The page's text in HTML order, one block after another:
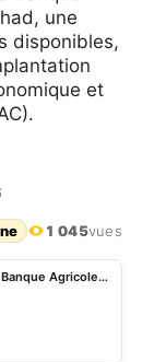
une
disponibles,
et
1 045vues
Tchad : Vista Group rachète la Banque Agricole et Commerciale et s’ouvre les portes de la CEMAC